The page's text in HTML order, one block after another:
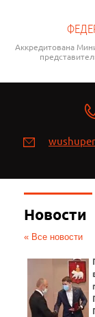
Аккредитована
Новости
« Все новости